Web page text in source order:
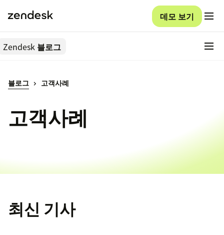
데모 보기
Zendesk 블로그
블로그 고객사례
고객사례
최신 기사